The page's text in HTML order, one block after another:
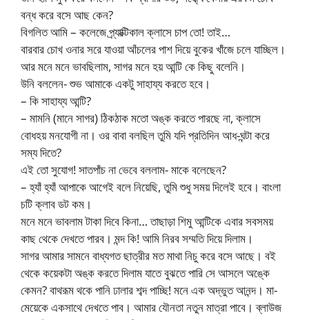
বন্ধ করে বসে আছ কেন?
বিগলিত আমি – কলেজে প্র্যাক্টিকাল ক্লাসে চাপ তো! তাই…
বারবার চোখ ওনার সরে যাওয়া আঁচলের পাশ দিয়ে বুকের খাঁজে চলে যাচ্ছিল।
আর মনে মনে ভাবছিলাম, সাগর মনে হয় আন্টি কে কিছু বলেনি।
উনি বললেন- শুভ আমাকে একটু সাহায্য করতে হবে।
– কি সাহায্য আন্টি?
– মামনি (মানে সাগর) ঠিকঠাক মতো অঙ্ক করতে পারছে না, ক্লাসে
বোধহয় মনযোগী না। ওর বাবা বলছিল তুমি যদি প্রতিদিন আধ-ঘন্টা করে
সম্য দিতে?
এই তো সুযোগ! সাতপাঁচ না ভেবে বললাম- মাকে বলেছেন?
– হ্যাঁ হ্যাঁ আপাকে আগেই বলে নিয়েছি, তুমি শুধু সময় দিলেই হবে। বাংলা
চটি ক্লাব ডট কম।
মনে মনে ভাবলাম টাকা দিবে কিনা… তাছাড়া শিমু আন্টিকে এবার সবসময়
কাছ থেকে দেখতে পারব। মন্দ কি! আমি নিরব সম্মতি দিয়ে দিলাম।
সাগর আমার সামনে বাধ্যগত ছাত্রীর মত মাথা নিচু করে বসে আছে। বই
থেকে কয়েকটা অঙ্ক করতে দিলাম যাতে বুঝতে পারি সে আসলে অঙ্কে
কেমন? বাথরূম থকে পানি ঢালার শব্দ পাচ্ছি! মনে এক অদ্ভুত আনন্দ। মা-
মেয়েকে একসাথে দেখতে পাব। আমার যৌনতা নতুন মাত্রা পাবে। ব্লাউজ